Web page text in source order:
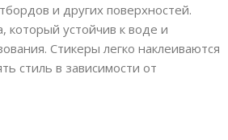
и других поверхностей.
который устойчив к воде и
Стикеры легко наклеиваются
стиль в зависимости от